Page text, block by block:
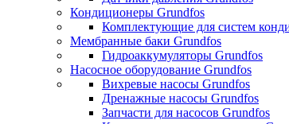
Кондиционеры Grundfos
Комплектующие для систем
Мембранные баки Grundfos
Гидроаккумуляторы Grundfos
Насосное оборудование Grundfos
Вихревые насосы Grundfos
Дренажные насосы Grundfos
Запчасти для насосов Grundfos